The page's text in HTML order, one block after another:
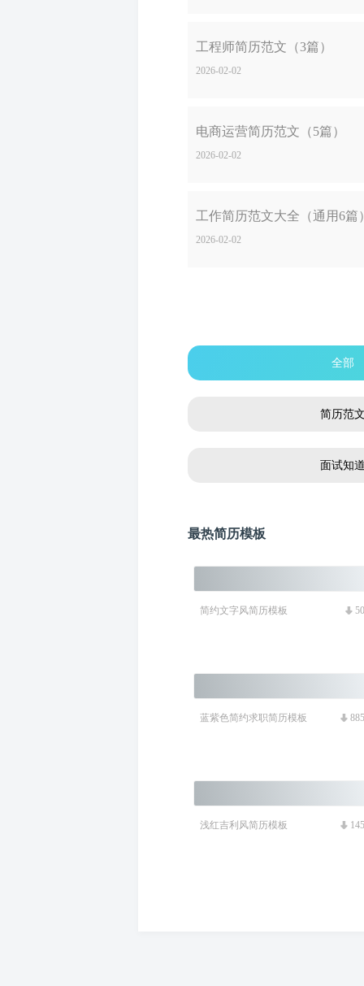
工程师简历范文（3篇）
2026-02-02
电商运营简历范文（5篇）
2026-02-02
工作简历范文大全（通用6篇
2026-02-02
全部
简历范
面试知
最热简历模板
简约文字风简历模板
蓝紫色简约求职简历模板
浅红吉利风简历模板